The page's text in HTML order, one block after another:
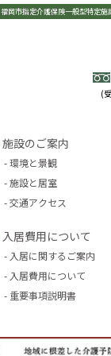
福岡市指定介護保険一般型特定施
(
施設のご案内
環境と景観
施設と居室
交通アクセス
入居費用について
入居に関するご案内
入居費用について
重要事項説明書